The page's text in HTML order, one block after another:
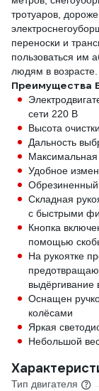
тротуаров,
переноски и
пользоваться им
людям в возрасте.
Преимущества
сети 220 В
Высота
Дальность
Максимальная
Удобное
Складная
с быстрыми
Кнопка
помощью
На рукоятке
выдёргивание
Оснащен
колёсами
Яркая
Небольшой
Тип двигателя